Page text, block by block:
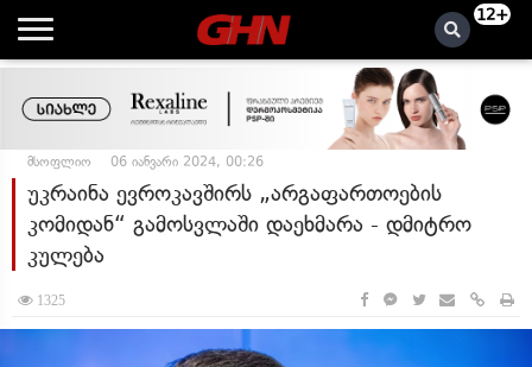
12+
მსოფლიო 06 იანვარი 2024, 00:26
უკრაინა ევროკავშირს „არგაფართოების
კომიდან“ გამოსვლაში დაეხმარა - დმიტრო
კულება
1325